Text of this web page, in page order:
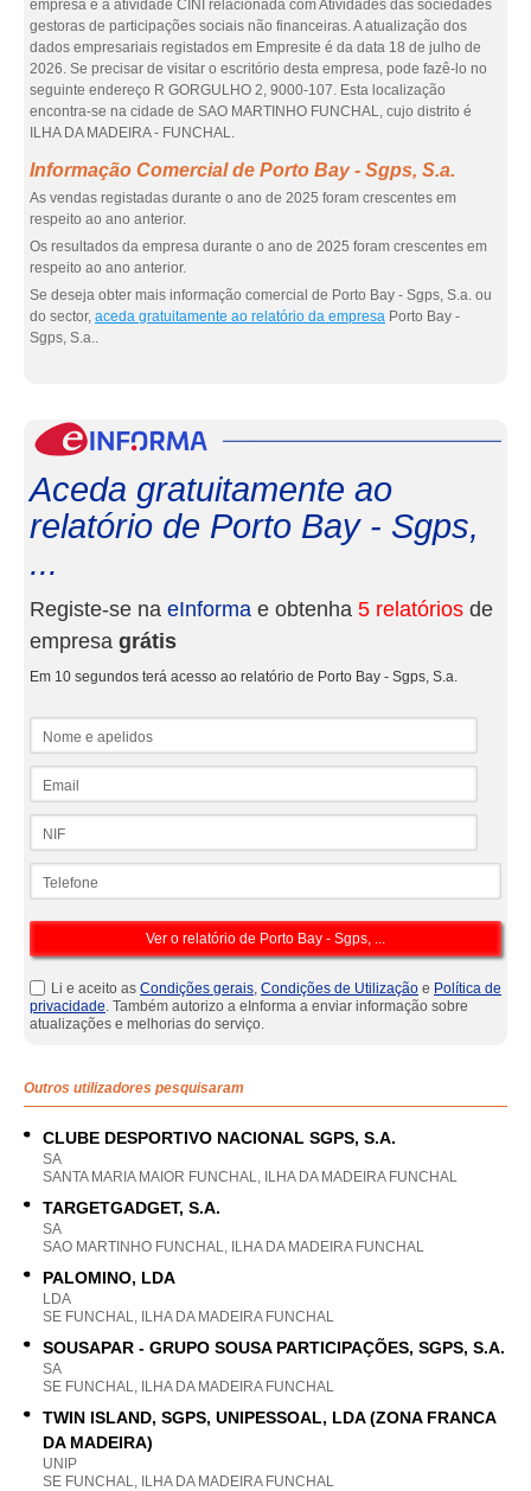
empresa é a atividade CINI relacionada com Atividades das sociedades
gestoras de participações sociais não financeiras. A atualização dos
dados empresariais registados em Empresite é da data 18 de julho de
2026. Se precisar de visitar o escritório desta empresa, pode fazê-lo no
seguinte endereço R GORGULHO 2, 9000-107. Esta localização
encontra-se na cidade de SAO MARTINHO FUNCHAL, cujo distrito é
ILHA DA MADEIRA - FUNCHAL.
Informação Comercial de Porto Bay - Sgps, S.a.
As vendas registadas durante o ano de 2025 foram crescentes em
respeito ao ano anterior.
Os resultados da empresa durante o ano de 2025 foram crescentes em
respeito ao ano anterior.
Se deseja obter mais informação comercial de Porto Bay - Sgps, S.a. ou
do sector, aceda gratuitamente ao relatório da empresa Porto Bay -
Sgps, S.a..
Aceda gratuitamente ao
relatório de Porto Bay - Sgps,
...
Registe-se na eInforma e obtenha 5 relatórios de
empresa grátis
Em 10 segundos terá acesso ao relatório de Porto Bay - Sgps, S.a.
Li e aceito as Condições gerais, Condições de Utilização e Política de
privacidade. Também autorizo a eInforma a enviar informação sobre
atualizações e melhorias do serviço.
Outros utilizadores pesquisaram
CLUBE DESPORTIVO NACIONAL SGPS, S.A.
SA
SANTA MARIA MAIOR FUNCHAL, ILHA DA MADEIRA FUNCHAL
TARGETGADGET, S.A.
SA
SAO MARTINHO FUNCHAL, ILHA DA MADEIRA FUNCHAL
PALOMINO, LDA
LDA
SE FUNCHAL, ILHA DA MADEIRA FUNCHAL
SOUSAPAR - GRUPO SOUSA PARTICIPAÇÕES, SGPS, S.A.
SA
SE FUNCHAL, ILHA DA MADEIRA FUNCHAL
TWIN ISLAND, SGPS, UNIPESSOAL, LDA (ZONA FRANCA
DA MADEIRA)
UNIP
SE FUNCHAL, ILHA DA MADEIRA FUNCHAL